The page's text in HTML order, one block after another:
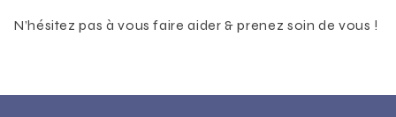
N’hésitez pas à vous faire aider & prenez soin de vous !